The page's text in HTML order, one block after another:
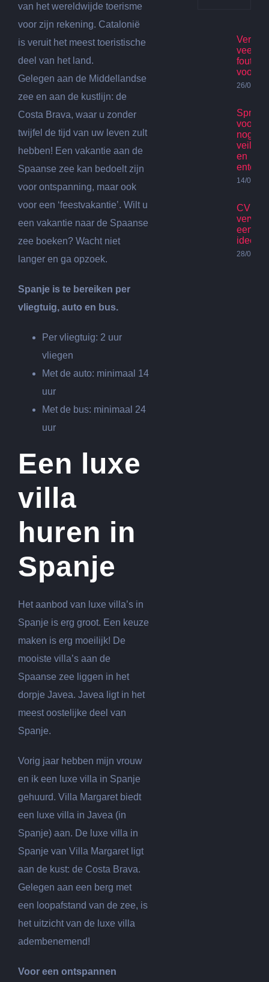
van het wereldwijde toerisme
voor zijn rekening. Catalonië
is veruit het meest toeristische
deel van het land.
Gelegen aan de Middellandse
zee en aan de kustlijn: de
Costa Brava, waar u zonder
twijfel de tijd van uw leven zult
hebben! Een vakantie aan de
Spaanse zee kan bedoelt zijn
voor ontspanning, maar ook
voor een ‘feestvakantie’. Wilt u
een vakantie naar de Spaanse
zee boeken? Wacht niet
langer en ga opzoek.
Spanje is te bereiken per
vliegtuig, auto en bus.
Per vliegtuig: 2 uur
vliegen
Met de auto: minimaal 14
uur
Met de bus: minimaal 24
uur
Een luxe
villa
huren in
Spanje
Het aanbod van luxe villa’s in
Spanje is erg groot. Een keuze
maken is erg moeilijk! De
mooiste villa’s aan de
Spaanse zee liggen in het
dorpje Javea. Javea ligt in het
meest oostelijke deel van
Spanje.
Vorig jaar hebben mijn vrouw
en ik een luxe villa in Spanje
gehuurd. Villa Margaret biedt
een luxe villa in Javea (in
Spanje) aan. De luxe villa in
Spanje van Villa Margaret ligt
aan de kust: de Costa Brava.
Gelegen aan een berg met
een loopafstand van de zee, is
het uitzicht van de luxe villa
adembenemend!
Voor een ontspannen
fouten
26/07/
voor
nog
veilig
en
14/07/
CV
een
idee?
28/06/